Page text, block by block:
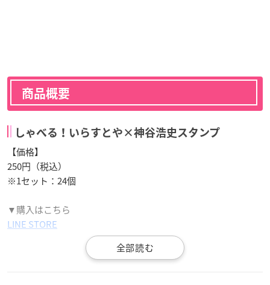
商品概要
しゃべる！いらすとや×神谷浩史スタンプ
【価格】
250円（税込）
※1セット：24個
▼購入はこちら
LINE STORE